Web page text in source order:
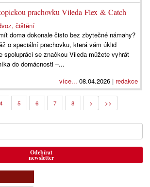
prachovku Vileda Flex & Catch
čištění
doma dokonale čisto bez zbytečné námahy?
o speciální prachovku, která vám úklid
spolupráci se značkou Vileda můžete vyhrát
do domácnosti –...
více... 08.04.2026 | redakce
4 5 6 7 8 > >>
Odebírat
newsletter